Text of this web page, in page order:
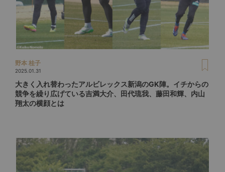
野本 桂子
2025.01.31
大きく入れ替わったアルビレックス新潟のGK陣。イチからの
競争を繰り広げている吉満大介、田代琉我、藤田和輝、内山
翔太の横顔とは